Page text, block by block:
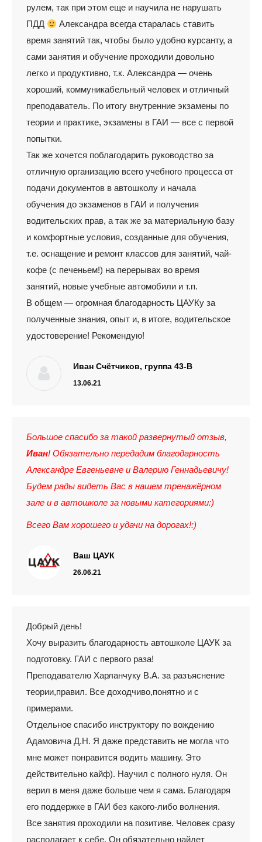
рулем, так при этом еще и научила не нарушать
ПДД
Александра всегда старалась ставить
время занятий так, чтобы было удобно курсанту, а
сами занятия и обучение проходили довольно
легко и продуктивно, т.к. Александра — очень
хороший, коммуникабельный человек и отличный
преподаватель. По итогу внутренние экзамены по
теории и практике, экзамены в ГАИ — все с первой
попытки.
Так же хочется поблагодарить руководство за
отличную организацию всего учебного процесса от
подачи документов в автошколу и начала
обучения до экзаменов в ГАИ и получения
водительских прав, а так же за материальную базу
и комфортные условия, созданные для обучения,
т.е. оснащение и ремонт классов для занятий, чай-
кофе (с печеньем!) на перерывах во время
занятий, новые учебные автомобили и т.п.
В общем — огромная благодарность ЦАУКу за
полученные знания, опыт и, в итоге, водительское
удостоверение! Рекомендую!
Иван Счётчиков, группа 43-В
13.06.21
Большое спасибо за такой развернутый отзыв,
Иван! Обязательно передадим благодарность
Александре Евгеньевне и Валерию Геннадьевичу!
Будем рады видеть Вас в нашем тренажёрном
зале и в автошколе за новыми категориями:)
Всего Вам хорошего и удачи на дорогах!:)
Ваш ЦАУК
26.06.21
Добрый день!
Хочу выразить благодарность автошколе ЦАУК за
подготовку. ГАИ с первого раза!
Преподавателю Харланчуку В.А. за разъяснение
теории,правил. Все доходчиво,понятно и с
примерами.
Отдельное спасибо инструктору по вождению
Адамовича Д.Н. Я даже представить не могла что
мне может понравится водить машину. Это
действительно кайф). Научил с полного нуля. Он
верил в меня даже больше чем я сама. Благодаря
его поддержке в ГАИ без какого-либо волнения.
Все занятия проходили на позитиве. Человек сразу
располагает к себе. Он обязательно найдет